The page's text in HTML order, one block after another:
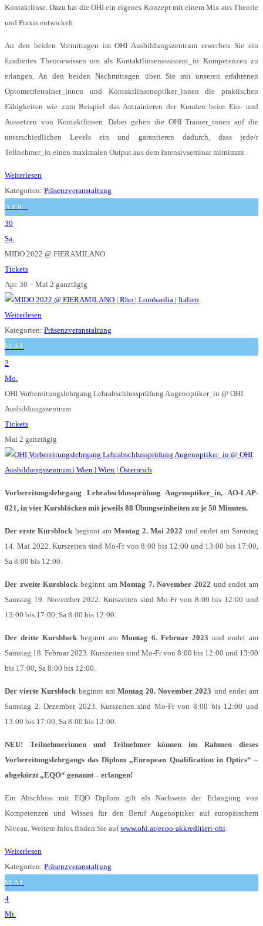
Kontaktlinse. Dazu hat die OHI ein eigenes Konzept mit einem Mix aus Theorie
und Praxis entwickelt.
An den beiden Vormittagen im OHI Ausbildungszentrum erwerben Sie ein
fundiertes Theoriewissen um als Kontaktlinsenassistent_in Kompetenzen zu
erlangen. An den beiden Nachmittagen üben Sie mit unseren erfahrenen
Optometrietrainer_innen und Kontaktlinsenoptiker_innen die praktischen
Fähigkeiten wie zum Beispiel das Antrainieren der Kunden beim Ein- und
Aussetzen von Kontaktlinsen. Dabei gehen die OHI Trainer_innen auf die
unterschiedlichen Levels ein und garantieren dadurch, dass jede/r
Teilnehmer_in einen maximalen Output aus dem Intensivseminar mitnimmt.
Weiterlesen
Kategorien: Präsenzveranstaltung
APR.
30
Sa.
MIDO 2022 @ FIERAMILANO
Tickets
Apr. 30 – Mai 2 ganztägig
Weiterlesen
Kategorien: Präsenzveranstaltung
MAI
2
Mo.
OHI Vorbereitungslehrgang Lehrabschlussprüfung Augenoptiker_in @ OHI
Ausbildungszentrum
Tickets
Mai 2 ganztägig
Vorbereitungslehrgang Lehrabschlussprüfung Augenoptiker_in, AO-LAP-
021, in vier Kursblöcken mit jeweils 88 Übungseinheiten zu je 50 Minuten.
Der erste Kursblock beginnt am Montag 2. Mai 2022 und endet am Samstag
14. Mai 2022. Kurszeiten sind Mo-Fr von 8:00 bis 12:00 und 13:00 bis 17:00,
Sa 8:00 bis 12:00.
Der zweite Kursblock beginnt amMontag 7. November 2022 und endet am
Samstag 19. November 2022. Kurszeiten sind Mo-Fr von 8:00 bis 12:00 und
13:00 bis 17:00, Sa 8:00 bis 12:00.
Der dritte Kursblock beginnt amMontag 6. Februar 2023 und endet am
Samstag 18. Februar 2023. Kurszeiten sind Mo-Fr von 8:00 bis 12:00 und 13:00
bis 17:00, Sa 8:00 bis 12:00.
Der vierte Kursblock beginnt am Montag 20. November 2023 und endet am
Samstag 2. Dezember 2023. Kurszeiten sind Mo-Fr von 8:00 bis 12:00 und
13:00 bis 17:00, Sa 8:00 bis 12:00.
NEU! Teilnehmerinnen und Teilnehmer können im Rahmen dieses
Vorbereitungslehrgangs das Diplom „European Qualification in Optics“ –
abgekürzt „EQO“ genannt – erlangen!
Ein Abschluss mit EQO Diplom gilt als Nachweis der Erlangung von
Kompetenzen und Wissen für den Beruf Augenoptiker auf europäischem
Niveau. Weitere Infos finden Sie aufwww.ohi.at/ecoo-akkreditiert-ohi
Weiterlesen
Kategorien: Präsenzveranstaltung
MAI
4
Mi.